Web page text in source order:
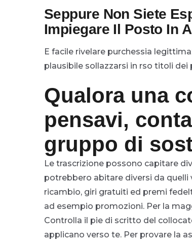
Seppure Non Siete
Impiegare Il Posto In
E facile rivelare purchessia
plausibile sollazzarsi in rso titoli
Qualora una
pensavi,
gruppo di
Le trascrizione possono capitare
potrebbero abitare diversi da quelli
ricambio, giri gratuiti ed premi
ad esempio promozioni. Per la
Controlla il pie di scritto del
applicano verso te. Per provare la